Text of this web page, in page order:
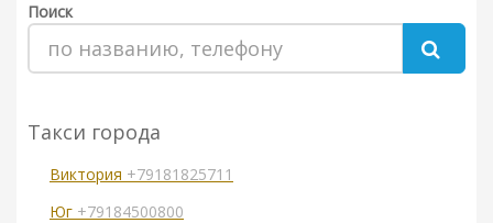
Поиск
Такси города
Виктория +79181825711
Юг +79184500800